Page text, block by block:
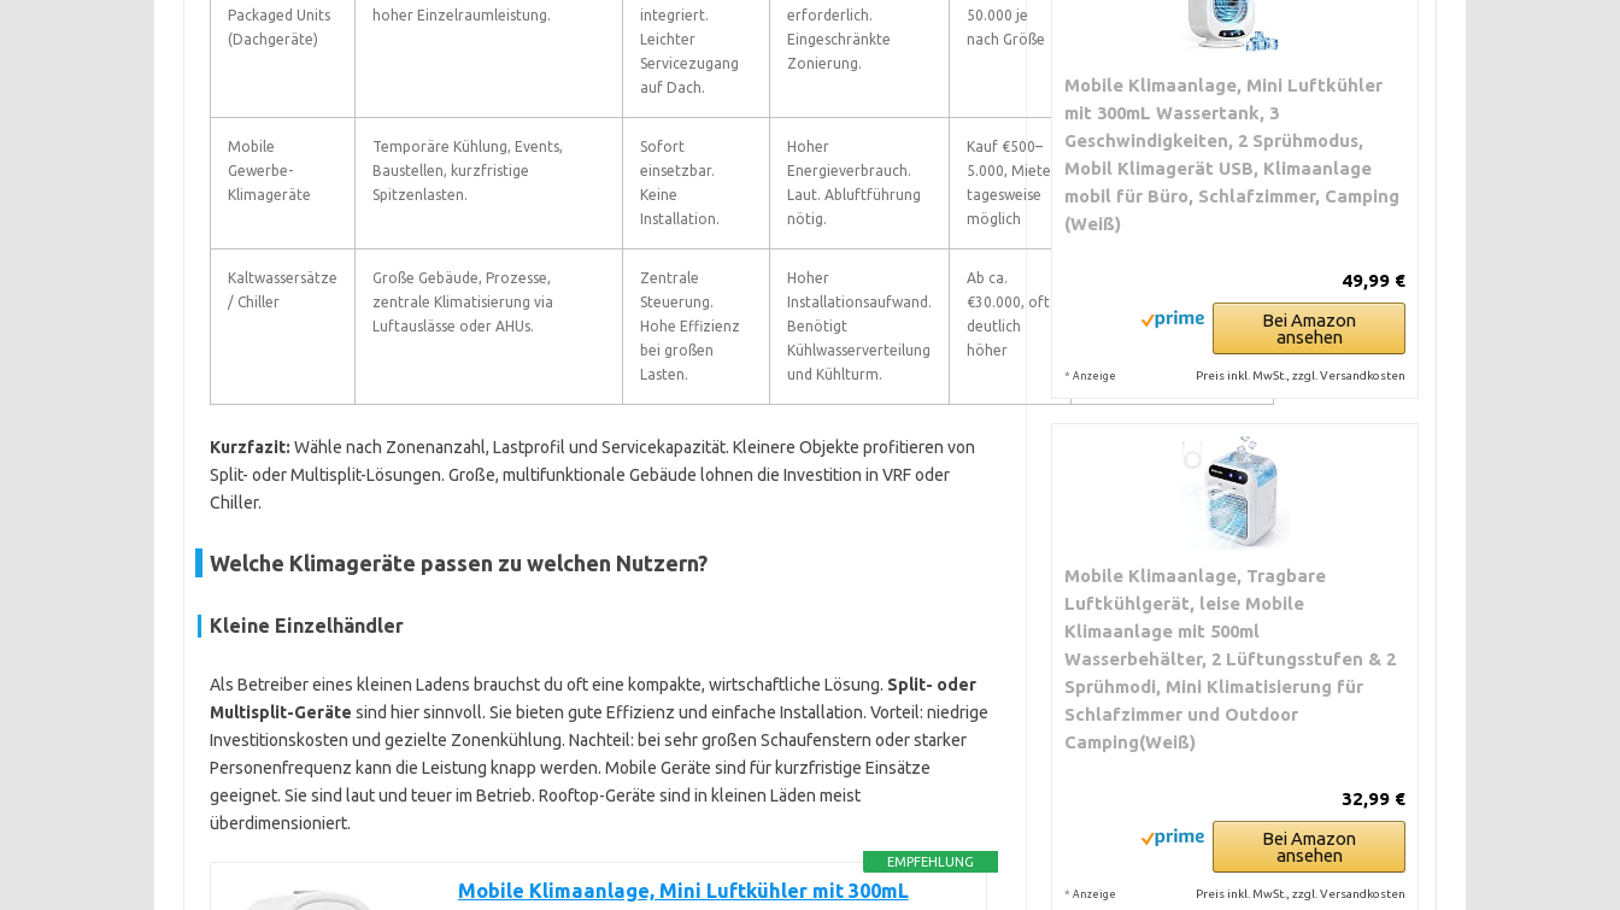
Packaged Units
(Dachgeräte)
hoher Einzelraumleistung.
integriert.
Leichter
Servicezugang
auf Dach.
erforderlich.
Eingeschränkte
Zonierung.
50.000 je
nach Größe
Ventilatoren und
Mobile
Gewerbe-
Klimageräte
Temporäre Kühlung, Events,
Baustellen, kurzfristige
Spitzenlasten.
Sofort
einsetzbar.
Keine
Installation.
Hoher
Energieverbrauch.
Laut. Abluftführung
nötig.
Kauf €500–
5.000, Miete
tagesweise
möglich
Niedrig. Regelmäßige
Reinigung und
Kondensatmanagement.
Kaltwassersätze
/ Chiller
Große Gebäude, Prozesse,
zentrale Klimatisierung via
Luftauslässe oder AHUs.
Zentrale
Steuerung.
Hohe Effizienz
bei großen
Lasten.
Hoher
Installationsaufwand.
Benötigt
Kühlwasserverteilung
und Kühlturm.
Ab ca.
€30.000, oft
deutlich
höher
Wasseraufbereitung,
fachliche Instandhaltung
Kurzfazit: Wähle nach Zonenanzahl, Lastprofil und Servicekapazität. Kleinere Objekte profitieren von
Split- oder Multisplit-Lösungen. Große, multifunktionale Gebäude lohnen die Investition in VRF oder
Chiller.
Welche Klimageräte passen zu welchen Nutzern?
Kleine Einzelhändler
Als Betreiber eines kleinen Ladens brauchst du oft eine kompakte, wirtschaftliche Lösung. Split- oder
Multisplit-Geräte sind hier sinnvoll. Sie bieten gute Effizienz und einfache Installation. Vorteil: niedrige
Investitionskosten und gezielte Zonenkühlung. Nachteil: bei sehr großen Schaufenstern oder starker
Personenfrequenz kann die Leistung knapp werden. Mobile Geräte sind für kurzfristige Einsätze
geeignet. Sie sind laut und teuer im Betrieb. Rooftop-Geräte sind in kleinen Läden meist
überdimensioniert.
EMPFEHLUNG
Mobile Klimaanlage, Mini Luftkühler mit 300mL
Mobile Klimaanlage, Mini Luftkühler
mit 300mL Wassertank, 3
Geschwindigkeiten, 2 Sprühmodus,
Mobil Klimagerät USB, Klimaanlage
mobil für Büro, Schlafzimmer, Camping
(Weiß)
49,99 €
Bei Amazon
ansehen
* Anzeige Preis inkl. MwSt., zzgl. Versandkosten
Mobile Klimaanlage, Tragbare
Luftkühlgerät, leise Mobile
Klimaanlage mit 500ml
Wasserbehälter, 2 Lüftungsstufen & 2
Sprühmodi, Mini Klimatisierung für
Schlafzimmer und Outdoor
Camping(Weiß)
32,99 €
Bei Amazon
ansehen
* Anzeige Preis inkl. MwSt., zzgl. Versandkosten